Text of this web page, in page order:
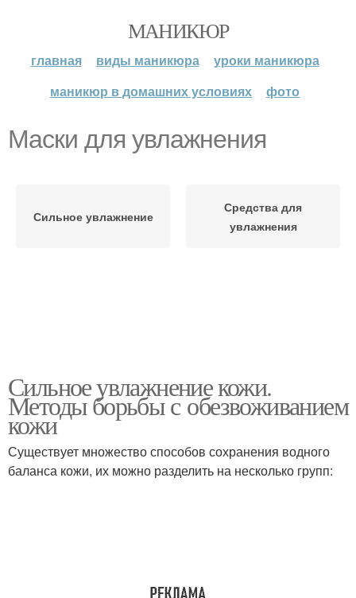
МАНИКЮР
главная виды маникюра
уроки маникюра
маникюр в домашних условиях
фото
Маски для увлажнения
Сильное увлажнение
Средства для
увлажнения
Сильное увлажнение кожи.
Методы борьбы с обезвоживанием
кожи
Существует множество способов сохранения водного
баланса кожи, их можно разделить на несколько групп: